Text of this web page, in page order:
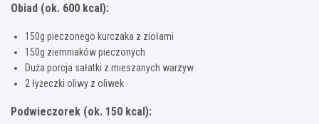
Obiad (ok. 600 kcal):
150g pieczonego kurczaka z ziołami
150g ziemniaków pieczonych
Duża porcja sałatki z mieszanych warzyw
2 łyżeczki oliwy z oliwek
Podwieczorek (ok. 150 kcal):